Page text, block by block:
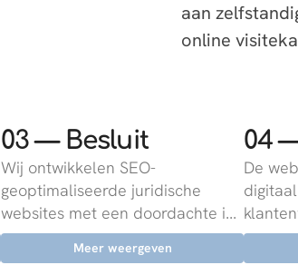
aan
online
03 — Besluit
Wij ontwikkelen SEO-
geoptimaliseerde juridische
websites met een doordachte i...
Meer weergeven
04
De